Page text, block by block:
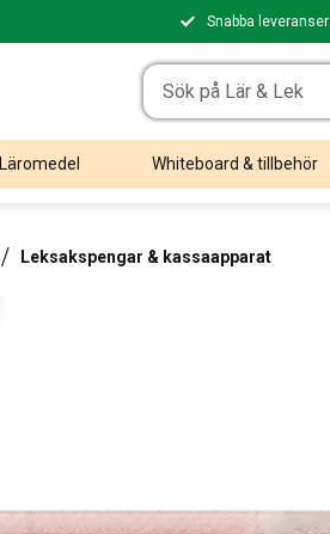
Snabba leveranser
Läromedel Whiteboard & tillbehör
Leksakspengar & kassaapparat